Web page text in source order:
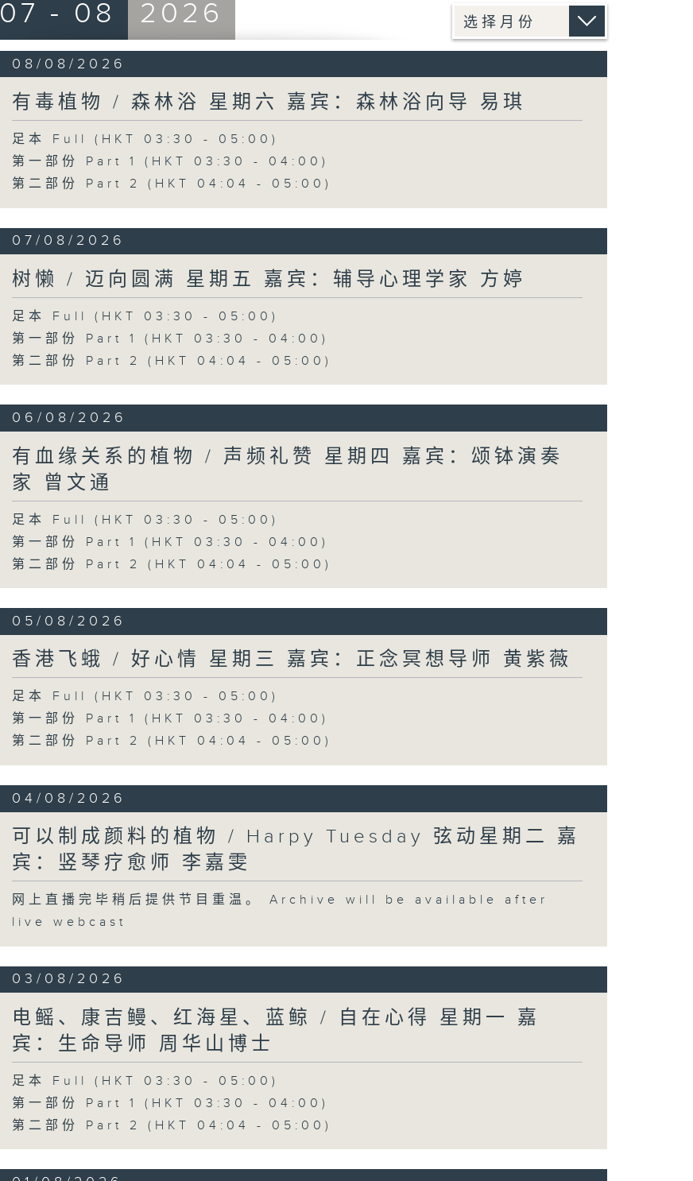
07 - 08 2026
08/08/2026
有毒植物 / 森林浴 星期六 嘉宾：森林浴向导 易琪
足本 Full (HKT 03:30 - 05:00)
第一部份 Part 1 (HKT 03:30 - 04:00)
第二部份 Part 2 (HKT 04:04 - 05:00)
07/08/2026
树懒 / 迈向圆满 星期五 嘉宾：辅导心理学家 方婷
足本 Full (HKT 03:30 - 05:00)
第一部份 Part 1 (HKT 03:30 - 04:00)
第二部份 Part 2 (HKT 04:04 - 05:00)
06/08/2026
有血缘关系的植物 / 声频礼赞 星期四 嘉宾：颂钵演奏
家 曾文通
足本 Full (HKT 03:30 - 05:00)
第一部份 Part 1 (HKT 03:30 - 04:00)
第二部份 Part 2 (HKT 04:04 - 05:00)
05/08/2026
香港飞蛾 / 好心情 星期三 嘉宾：正念冥想导师 黄紫薇
足本 Full (HKT 03:30 - 05:00)
第一部份 Part 1 (HKT 03:30 - 04:00)
第二部份 Part 2 (HKT 04:04 - 05:00)
04/08/2026
可以制成颜料的植物 / Harpy Tuesday 弦动星期二 嘉
宾：竖琴疗愈师 李嘉雯
网上直播完毕稍后提供节目重温。 Archive will be available after
live webcast
03/08/2026
电鳐、康吉鳗、红海星、蓝鲸 / 自在心得 星期一 嘉
宾：生命导师 周华山博士
足本 Full (HKT 03:30 - 05:00)
第一部份 Part 1 (HKT 03:30 - 04:00)
第二部份 Part 2 (HKT 04:04 - 05:00)